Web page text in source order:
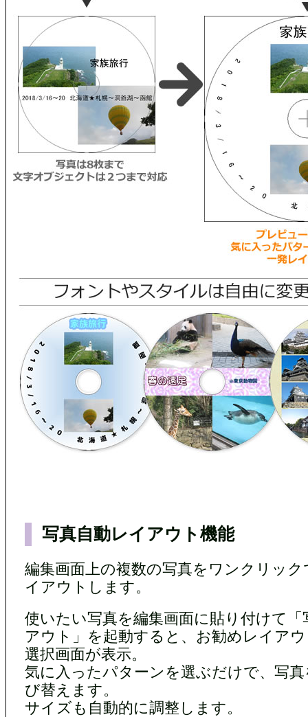
写真自動レイアウト機能
編集画面上の複数の写真をワンクリッ
イアウトします。
使いたい写真を編集画面に貼り付けて「
アウト」を起動すると、お勧めレイア
選択画面が表示。
気に入ったパターンを選ぶだけで、写
び替えます。
サイズも自動的に調整します。